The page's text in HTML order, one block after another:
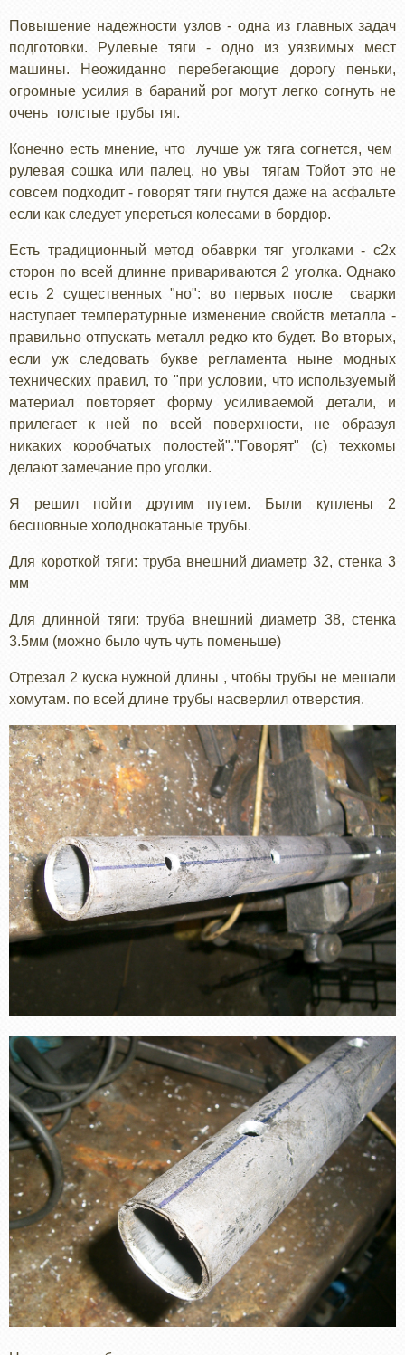
Повышение надежности узлов - одна из главных задач
подготовки. Рулевые тяги - одно из уязвимых мест
машины. Неожиданно перебегающие дорогу пеньки,
огромные усилия в бараний рог могут легко согнуть не
очень толстые трубы тяг.
Конечно есть мнение, что лучше уж тяга согнется, чем
рулевая сошка или палец, но увы тягам Тойот это не
совсем подходит - говорят тяги гнутся даже на асфальте
если как следует упереться колесами в бордюр.
Есть традиционный метод обаврки тяг уголками - с2х
сторон по всей длинне привариваются 2 уголка. Однако
есть 2 существенных "но": во первых после сварки
наступает температурные изменение свойств металла -
правильно отпускать металл редко кто будет. Во вторых,
если уж следовать букве регламента ныне модных
технических правил, то "при условии, что используемый
материал повторяет форму усиливаемой детали, и
прилегает к ней по всей поверхности, не образуя
никаких коробчатых полостей"."Говорят" (с) техкомы
делают замечание про уголки.
Я решил пойти другим путем. Были куплены 2
бесшовные холоднокатаные трубы.
Для короткой тяги: труба внешний диаметр 32, стенка 3
мм
Для длинной тяги: труба внешний диаметр 38, стенка
3.5мм (можно было чуть чуть поменьше)
Отрезал 2 куска нужной длины , чтобы трубы не мешали
хомутам. по всей длине трубы насверлил отверстия.